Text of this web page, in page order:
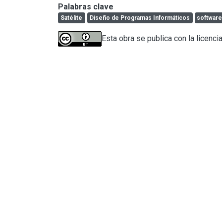
Palabras clave
Satélite Diseño de Programas Informáticos
Esta obra se publica con la